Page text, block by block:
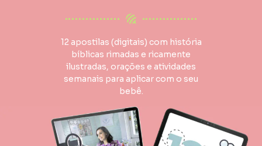
12 apostilas (digitais) com história
bíblicas rimadas e ricamente
ilustradas, orações e atividades
semanais para aplicar com o seu
bebê.